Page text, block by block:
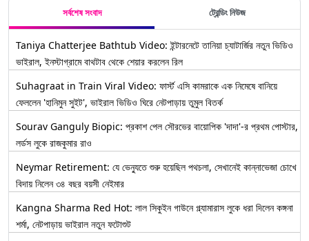
সর্বশেষ সংবাদ ট্রেন্ডিং নিউজ
Taniya Chatterjee Bathtub Video: ইন্টারনেটে তানিয়া চ্যাটার্জির নতুন ভিডিও
ভাইরাল, ইনস্টাগ্রামে বাথটাব থেকে শেয়ার করলেন রিল
Suhagraat in Train Viral Video: ফার্স্ট এসি কামরাকে এক নিমেষে বানিয়ে
ফেললেন 'হানিমুন সুইট', ভাইরাল ভিডিও ঘিরে নেটপাড়ায় তুমুল বিতর্ক
Sourav Ganguly Biopic: প্রকাশ পেল সৌরভের বায়োপিক 'দাদা'-র প্রথম পোস্টার,
লর্ডস লুকে রাজকুমার রাও
Neymar Retirement: যে ভেন্যুতে শুরু হয়েছিল পথচলা, সেখানেই কান্নাভেজা চোখে
বিদায় নিলেন ৩৪ বছর বয়সী নেইমার
Kangna Sharma Red Hot: লাল সিকুইন গাউনে গ্ল্যামারাস লুকে ধরা দিলেন কঙ্গনা
শর্মা, নেটপাড়ায় ভাইরাল নতুন ফটোশুট